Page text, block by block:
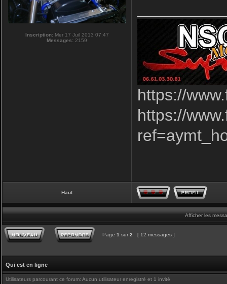
Inscription:Mer 17 Juil 2013 07:47
Messages: 2159
https://
https://
Haut
Afficher les
Page 1 sur 2 [ 12 messages ]
Qui est en ligne
Utilisateurs parcourant ce forum: Aucun utilisateur enregistré et 1 invité